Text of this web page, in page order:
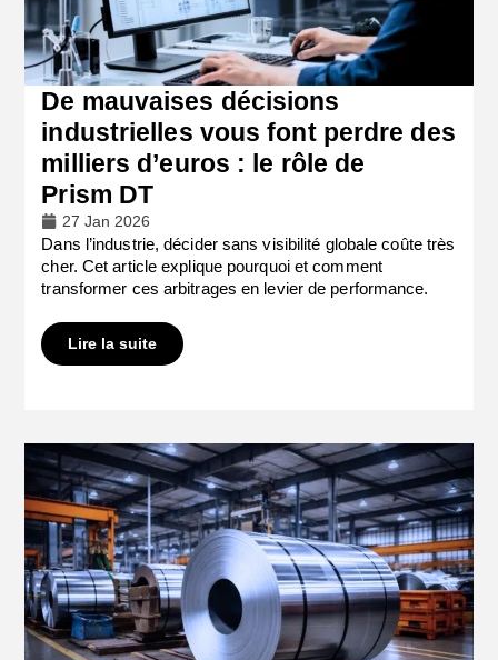
De mauvaises décisions
industrielles vous font perdre des
milliers d’euros : le rôle de
Prism DT
27 Jan 2026
Dans l’industrie, décider sans visibilité globale coûte très
cher. Cet article explique pourquoi et comment
transformer ces arbitrages en levier de performance.
Lire la suite